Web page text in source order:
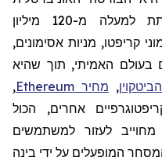
למעלה מ-120
מיליון
קריפטו, מניות אסימונים,
בעולם האמיתי, תוך שהיא
, מחיר Ethereum
,
אחרים, הכול
לעזור למשתמשים
המופעלים על ידי בינה